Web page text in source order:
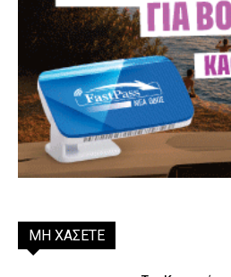
ΜΗ ΧΑΣΕΤΕ